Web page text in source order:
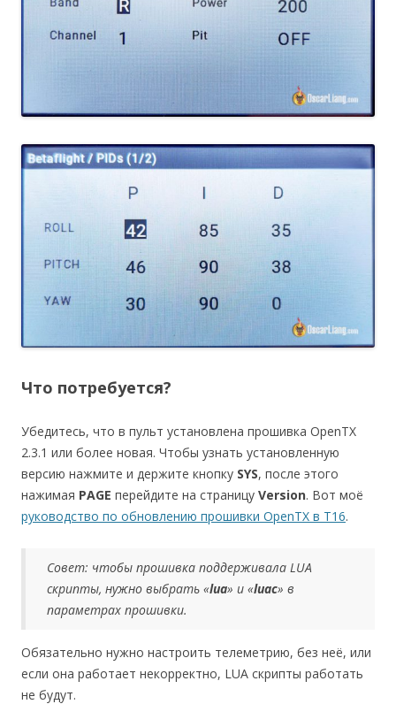
Что потребуется?
Убедитесь, что в пульт установлена прошивка OpenTX
2.3.1 или более новая. Чтобы узнать установленную
версию нажмите и держите кнопку SYS, после этого
нажимая PAGE перейдите на страницу Version. Вот моё
руководство по обновлению прошивки OpenTX в T16.
Совет: чтобы прошивка поддерживала LUA
скрипты, нужно выбрать «lua» и «luac» в
параметрах прошивки.
Обязательно нужно настроить телеметрию, без неё, или
если она работает некорректно, LUA скрипты работать
не будут.